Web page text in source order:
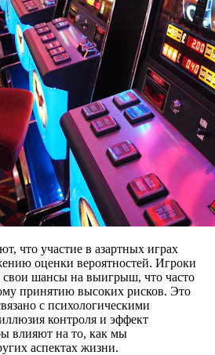
что участие в азартных играх
оценки вероятностей. Игроки
свои шансы на выигрыш, что часто
принятию высоких рисков. Это
с психологическими
контроля и эффект
влияют на то, как мы
аспектах жизни.